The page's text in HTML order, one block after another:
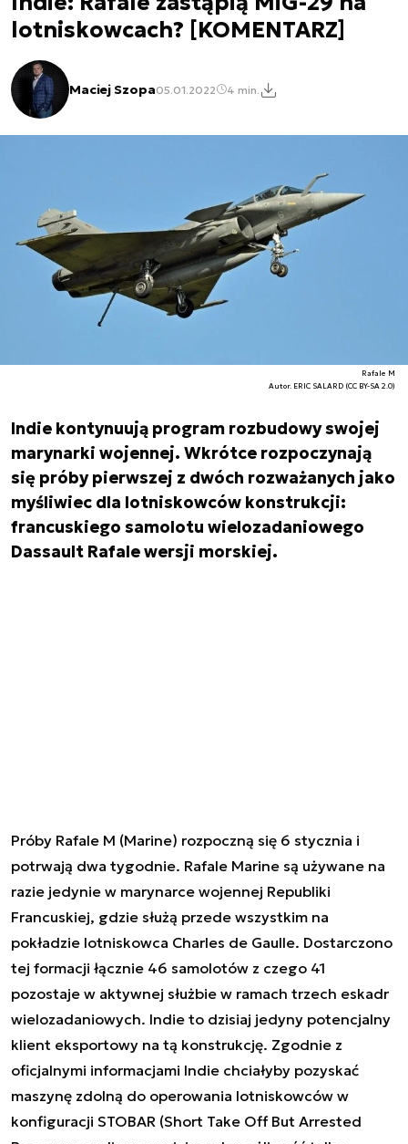
lotniskowcach? [KOMENTARZ]
Maciej Szopa05.01.2022 4 min.
Rafale M
Autor. ERIC SALARD (CC BY-SA 2.0)
Indie kontynuują program rozbudowy swojej
marynarki wojennej. Wkrótce rozpoczynają
się próby pierwszej z dwóch rozważanych jako
myśliwiec dla lotniskowców konstrukcji:
francuskiego samolotu wielozadaniowego
Dassault Rafale wersji morskiej.
Próby Rafale M (Marine) rozpoczną się 6 stycznia i
potrwają dwa tygodnie. Rafale Marine są używane na
razie jedynie w marynarce wojennej Republiki
Francuskiej, gdzie służą przede wszystkim na
pokładzie lotniskowca Charles de Gaulle. Dostarczono
tej formacji łącznie 46 samolotów z czego 41
pozostaje w aktywnej służbie w ramach trzech eskadr
wielozadaniowych. Indie to dzisiaj jedyny potencjalny
klient eksportowy na tą konstrukcję. Zgodnie z
oficjalnymi informacjami Indie chciałyby pozyskać
maszynę zdolną do operowania lotniskowców w
konfiguracji STOBAR (Short Take Off But Arrested